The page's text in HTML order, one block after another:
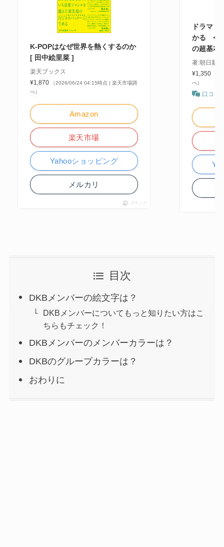
K-POPはなぜ世界を熱くするのか
[ 田中絵里菜 ]
楽天ブックス
¥1,870
（2026/06/24 04:15時点 | 楽天市場調
べ）
Amazon
楽天市場
Yahooショッピング
メルカリ
ポチップ
ドラマ・
かる 今
の超基本
著:朝日新
¥1,350
べ）
口コミ
目次
DKBメンバーの絵文字は？
DKBメンバーについてもっと知りたい方はこ
ちらもチェック！
DKBメンバーのメンバーカラーは？
DKBのグループカラーは？
おわりに